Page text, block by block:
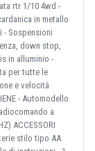
rtr 1/10 4wd -
in metallo
Sospensioni
down stop,
in alluminio -
per tutte le
e velocità
- Automodello
a
ACCESSORI
stilo tipo AA